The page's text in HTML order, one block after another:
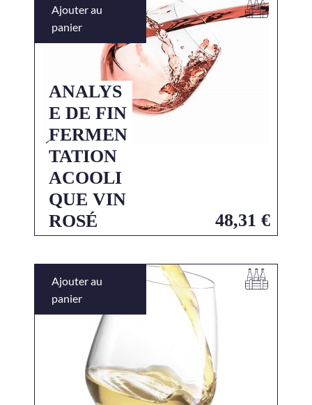
ANALYS
E DE FIN
FERMEN
TATION
ACOOLI
QUE VIN
ROSÉ
48,31 €
Ajouter au
panier
Ajouter au
panier